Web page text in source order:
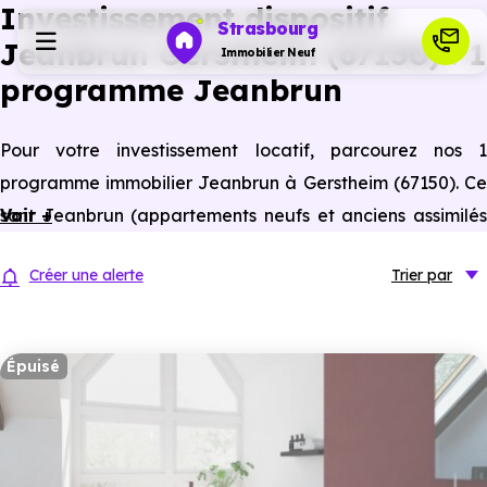
Strasbourg
Immobilier Neuf
Investir
Ressources
Investissement dispositif
Jeanbrun Gerstheim (67150) : 1
programme Jeanbrun
Pour votre investissement locatif, parcourez nos 1
programme immobilier Jeanbrun à Gerstheim (67150). Ce
sont Jeanbrun (appartements neufs et anciens assimilés
Voir +
Créer une alerte Trier par
Épuisé